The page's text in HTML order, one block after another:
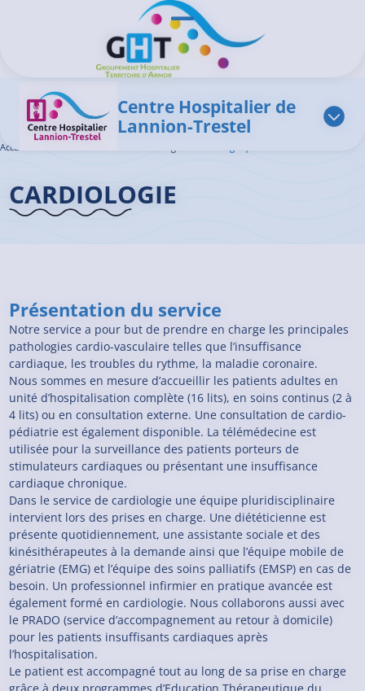
Ouvrir/Fermer le menu
Centre Hospitalier de
Lannion-Trestel
Accueil GHT
CARDIOLOGIE
Présentation du service
Notre service a pour but de prendre en charge les principales
pathologies cardio-vasculaire telles que l’insuffisance
cardiaque, les troubles du rythme, la maladie coronaire.
Nous sommes en mesure d’accueillir les patients adultes en
unité d’hospitalisation complète (16 lits), en soins continus (2 à
4 lits) ou en consultation externe. Une consultation de cardio-
pédiatrie est également disponible. La télémédecine est
utilisée pour la surveillance des patients porteurs de
stimulateurs cardiaques ou présentant une insuffisance
cardiaque chronique.
Dans le service de cardiologie une équipe pluridisciplinaire
intervient lors des prises en charge. Une diététicienne est
présente quotidiennement, une assistante sociale et des
kinésithérapeutes à la demande ainsi que l’équipe mobile de
gériatrie (EMG) et l’équipe des soins palliatifs (EMSP) en cas de
besoin. Un professionnel infirmier en pratique avancée est
également formé en cardiologie. Nous collaborons aussi avec
le PRADO (service d’accompagnement au retour à domicile)
pour les patients insuffisants cardiaques après
l’hospitalisation.
Le patient est accompagné tout au long de sa prise en charge
Panneau de gestion des cookies